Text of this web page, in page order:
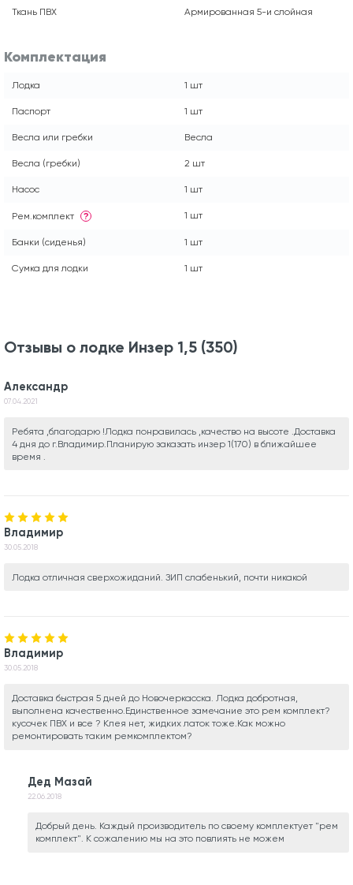
Ткань ПВХ Армированная 5-и слойная
Комплектация
Лодка 1 шт
Паспорт 1 шт
Весла или гребки Весла
Весла (гребки) 2 шт
Насос 1 шт
Рем.комплект ? 1 шт
Банки (сиденья) 1 шт
Сумка для лодки 1 шт
Отзывы о лодке Инзер 1,5 (350)
Александр
07.04.2021
Ребята ,благодарю !Лодка понравилась ,качество на высоте .Доставка
4 дня до г.Владимир.Планирую заказать инзер 1(170) в ближайшее
время .
Владимир
30.05.2018
Лодка отличная сверхожиданий. ЗИП слабенький, почти никакой
Владимир
30.05.2018
Доставка быстрая 5 дней до Новочеркасска. Лодка добротная,
выполнена качественно.Единственное замечание это рем комплект?
кусочек ПВХ и все ? Клея нет, жидких латок тоже.Как можно
ремонтировать таким ремкомплектом?
Дед Мазай
22.06.2018
Добрый день. Каждый производитель по своему комплектует "рем
комплект". К сожалению мы на это повлиять не можем